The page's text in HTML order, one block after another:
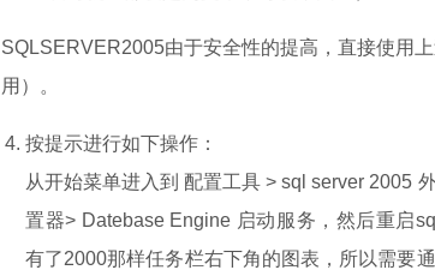
SQLSERVER2005由于安全性的提高，直接使用
用）。
按提示进行如下操作：
从开始菜单进入到 配置工具 > sql server 2005
置器> Datebase Engine 启动服务，然后重启
有了2000那样任务栏右下角的图表，所以需要